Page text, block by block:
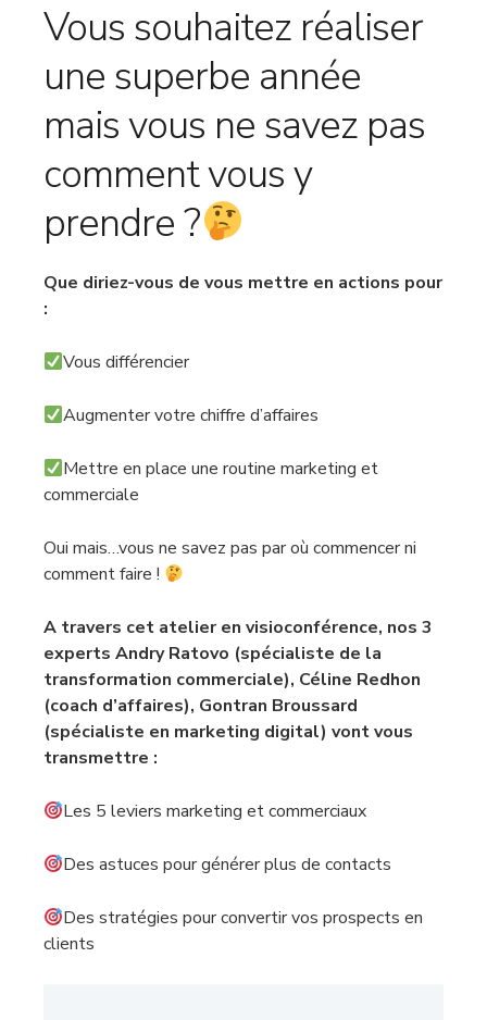
Vous souhaitez réaliser
une superbe année
mais vous ne savez pas
comment vous y
prendre ?
Que diriez-vous de vous mettre en actions pour
:
Vous différencier
Augmenter votre chiffre d’affaires
Mettre en place une routine marketing et
commerciale
Oui mais…vous ne savez pas par où commencer ni
comment faire !
A travers cet atelier en visioconférence, nos 3
experts Andry Ratovo (spécialiste de la
transformation commerciale), Céline Redhon
(coach d’affaires), Gontran Broussard
(spécialiste en marketing digital) vont vous
transmettre :
Les 5 leviers marketing et commerciaux
Des astuces pour générer plus de contacts
Des stratégies pour convertir vos prospects en
clients